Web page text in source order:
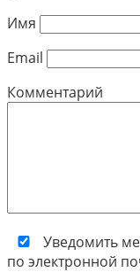
Имя
Email
Комментарий
Уведомить
по электронной